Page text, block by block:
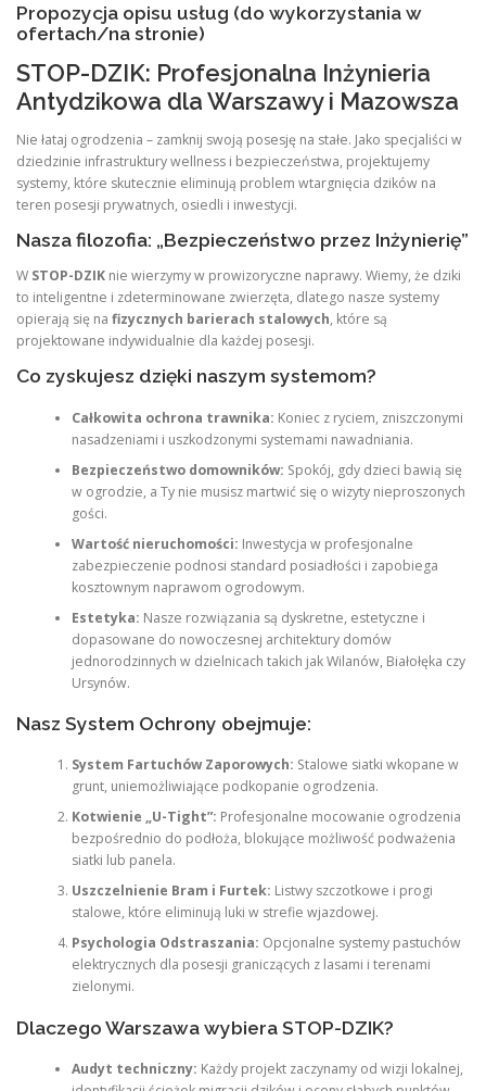
Propozycja opisu usług (do wykorzystania w
ofertach/na stronie)
STOP-DZIK: Profesjonalna Inżynieria
Antydzikowa dla Warszawy i Mazowsza
Nie łataj ogrodzenia – zamknij swoją posesję na stałe. Jako specjaliści w
dziedzinie infrastruktury wellness i bezpieczeństwa, projektujemy
systemy, które skutecznie eliminują problem wtargnięcia dzików na
teren posesji prywatnych, osiedli i inwestycji.
Nasza filozofia: „Bezpieczeństwo przez Inżynierię”
W STOP-DZIK nie wierzymy w prowizoryczne naprawy. Wiemy, że dziki
to inteligentne i zdeterminowane zwierzęta, dlatego nasze systemy
opierają się na fizycznych barierach stalowych, które są
projektowane indywidualnie dla każdej posesji.
Co zyskujesz dzięki naszym systemom?
Całkowita ochrona trawnika: Koniec z ryciem, zniszczonymi
nasadzeniami i uszkodzonymi systemami nawadniania.
Bezpieczeństwo domowników: Spokój, gdy dzieci bawią się
w ogrodzie, a Ty nie musisz martwić się o wizyty nieproszonych
gości.
Wartość nieruchomości: Inwestycja w profesjonalne
zabezpieczenie podnosi standard posiadłości i zapobiega
kosztownym naprawom ogrodowym.
Estetyka: Nasze rozwiązania są dyskretne, estetyczne i
dopasowane do nowoczesnej architektury domów
jednorodzinnych w dzielnicach takich jak Wilanów, Białołęka czy
Ursynów.
Nasz System Ochrony obejmuje:
System Fartuchów Zaporowych: Stalowe siatki wkopane w
grunt, uniemożliwiające podkopanie ogrodzenia.
Kotwienie „U-Tight”: Profesjonalne mocowanie ogrodzenia
bezpośrednio do podłoża, blokujące możliwość podważenia
siatki lub panela.
Uszczelnienie Bram i Furtek: Listwy szczotkowe i progi
stalowe, które eliminują luki w strefie wjazdowej.
Psychologia Odstraszania: Opcjonalne systemy pastuchów
elektrycznych dla posesji graniczących z lasami i terenami
zielonymi.
Dlaczego Warszawa wybiera STOP-DZIK?
Audyt techniczny: Każdy projekt zaczynamy od wizji lokalnej,